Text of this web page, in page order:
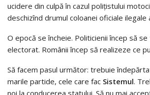
ucidere din culpă în cazul poliţistului
deschizînd drumul coloanei oficiale ilegale
O epocă se încheie. Politicienii încep să
electorat. Românii încep să realizeze ce
Să facem pasul următor: trebuie
marile partide, cele care fac Sistemul.
noi la conducerea statului. Să nu mai